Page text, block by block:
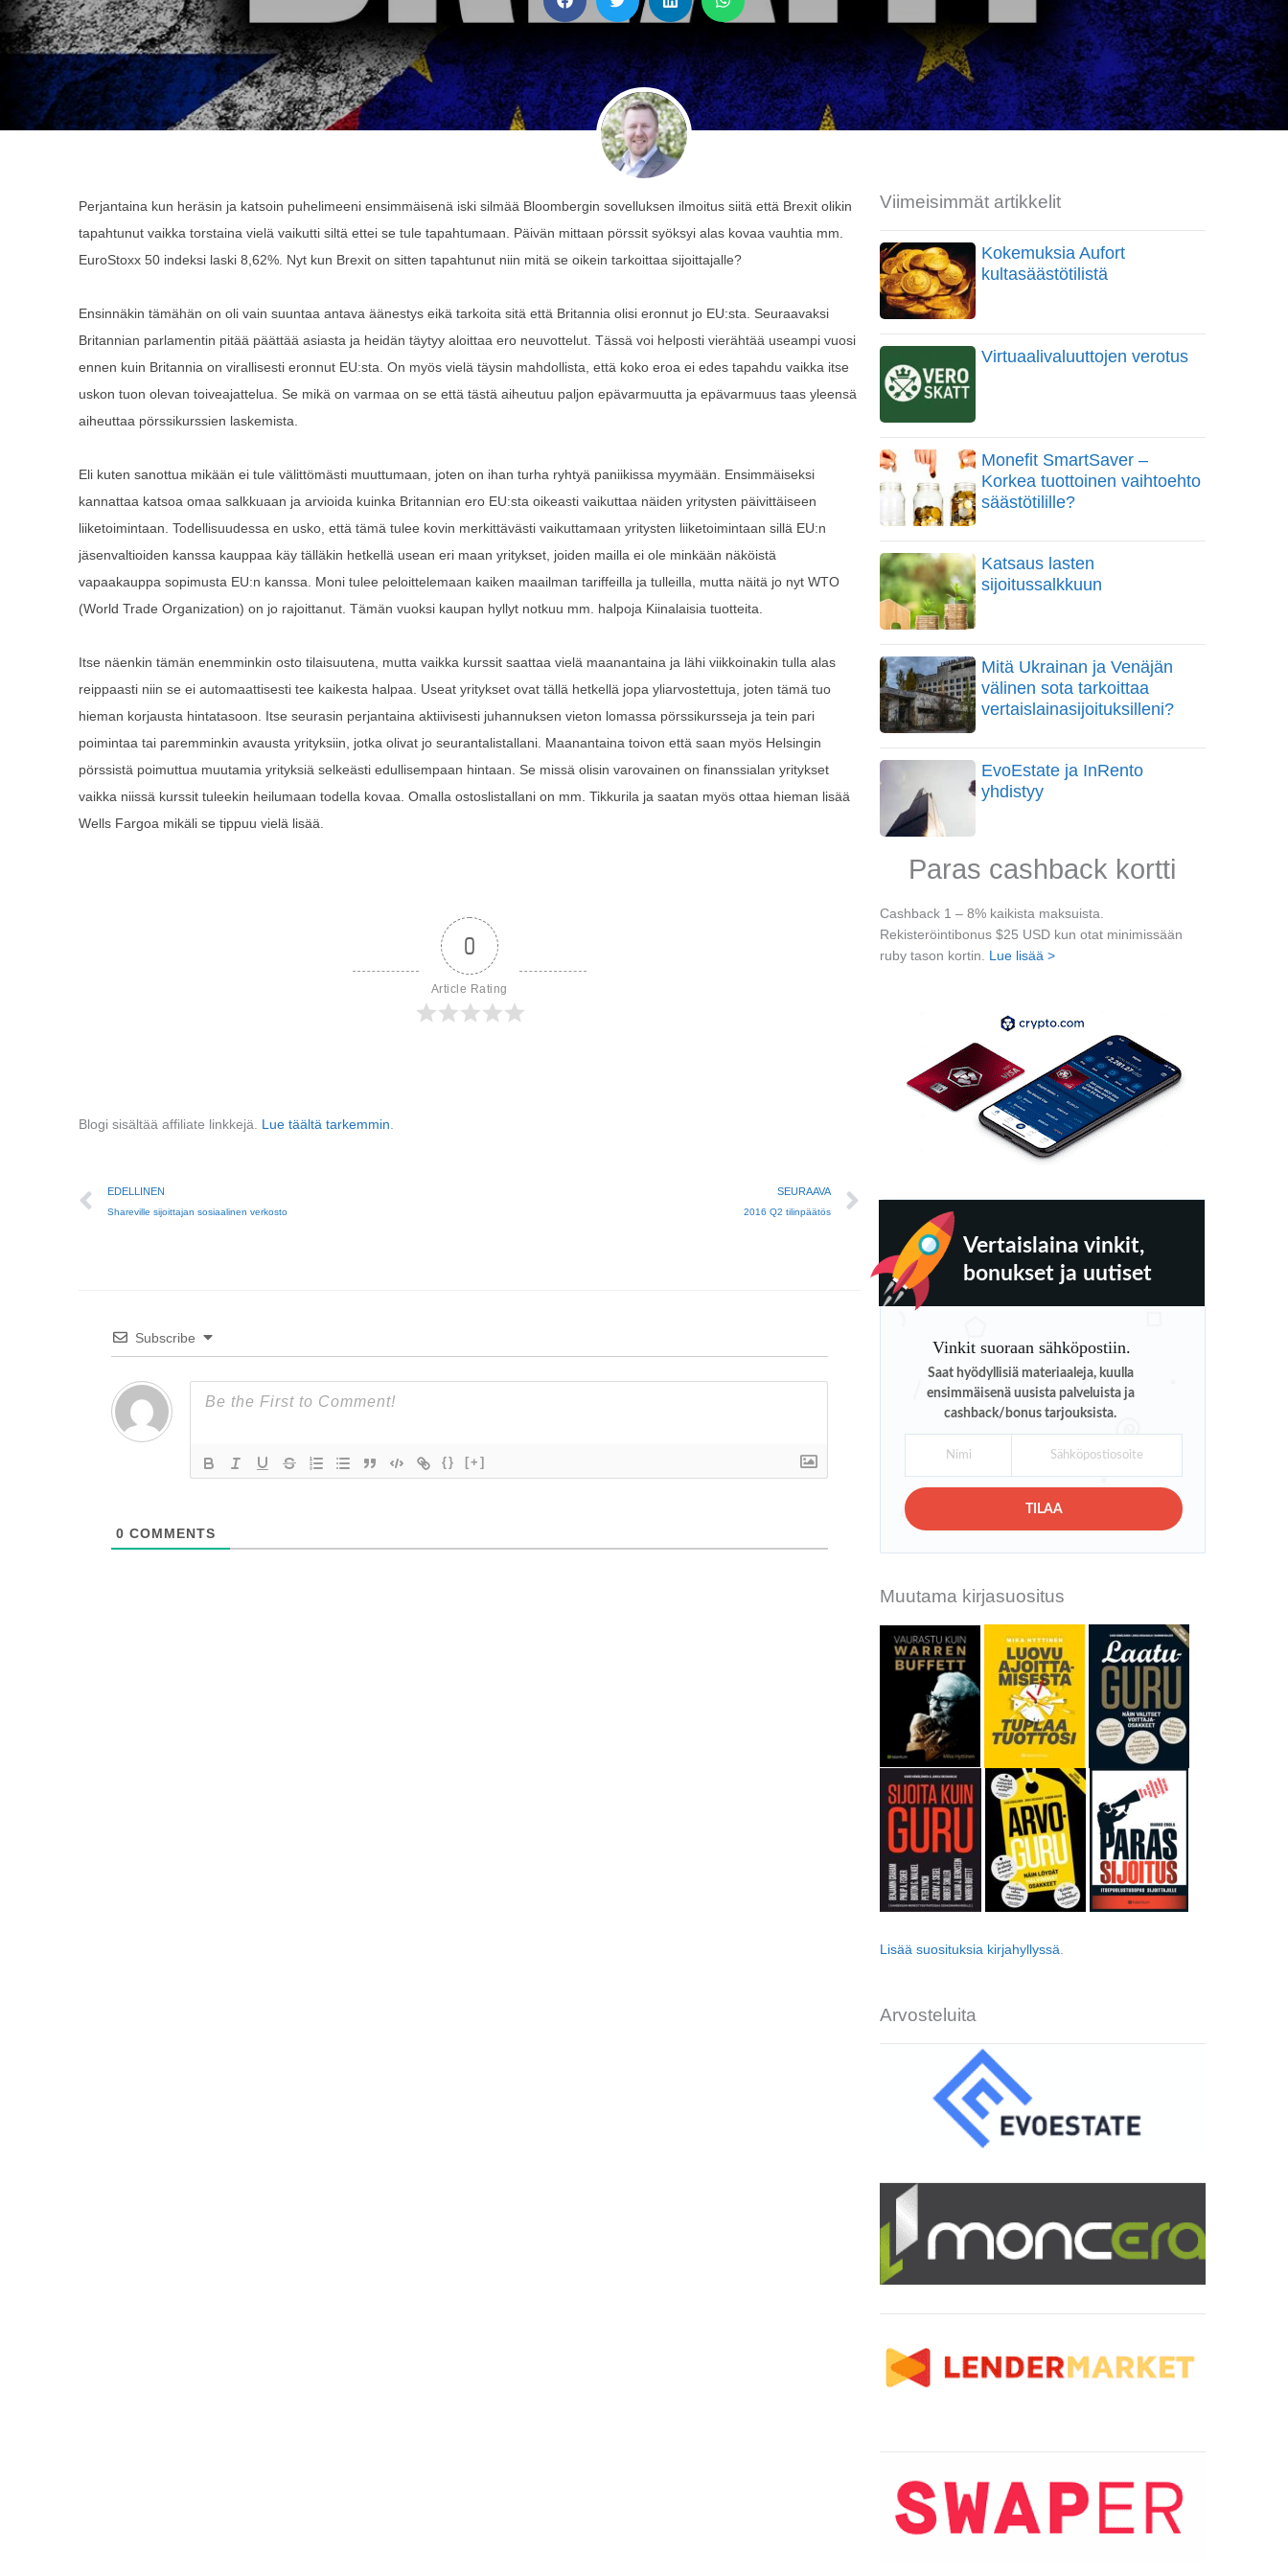
Perjantaina kun heräsin ja katsoin puhelimeeni ensimmäisenä iski silmää Bloombergin sovelluksen ilmoitus siitä että Brexit olikin
tapahtunut vaikka torstaina vielä vaikutti siltä ettei se tule tapahtumaan. Päivän mittaan pörssit syöksyi alas kovaa vauhtia mm.
EuroStoxx 50 indeksi laski 8,62%. Nyt kun Brexit on sitten tapahtunut niin mitä se oikein tarkoittaa sijoittajalle?
Ensinnäkin tämähän on oli vain suuntaa antava äänestys eikä tarkoita sitä että Britannia olisi eronnut jo EU:sta. Seuraavaksi
Britannian parlamentin pitää päättää asiasta ja heidän täytyy aloittaa ero neuvottelut. Tässä voi helposti vierähtää useampi vuosi
ennen kuin Britannia on virallisesti eronnut EU:sta. On myös vielä täysin mahdollista, että koko eroa ei edes tapahdu vaikka itse
uskon tuon olevan toiveajattelua. Se mikä on varmaa on se että tästä aiheutuu paljon epävarmuutta ja epävarmuus taas yleensä
aiheuttaa pörssikurssien laskemista.
Eli kuten sanottua mikään ei tule välittömästi muuttumaan, joten on ihan turha ryhtyä paniikissa myymään. Ensimmäiseksi
kannattaa katsoa omaa salkkuaan ja arvioida kuinka Britannian ero EU:sta oikeasti vaikuttaa näiden yritysten päivittäiseen
liiketoimintaan. Todellisuudessa en usko, että tämä tulee kovin merkittävästi vaikuttamaan yritysten liiketoimintaan sillä EU:n
jäsenvaltioiden kanssa kauppaa käy tälläkin hetkellä usean eri maan yritykset, joiden mailla ei ole minkään näköistä
vapaakauppa sopimusta EU:n kanssa. Moni tulee peloittelemaan kaiken maailman tariffeilla ja tulleilla, mutta näitä jo nyt WTO
(World Trade Organization) on jo rajoittanut. Tämän vuoksi kaupan hyllyt notkuu mm. halpoja Kiinalaisia tuotteita.
Itse näenkin tämän enemminkin osto tilaisuutena, mutta vaikka kurssit saattaa vielä maanantaina ja lähi viikkoinakin tulla alas
reippaasti niin se ei automaattisesti tee kaikesta halpaa. Useat yritykset ovat tällä hetkellä jopa yliarvostettuja, joten tämä tuo
hieman korjausta hintatasoon. Itse seurasin perjantaina aktiivisesti juhannuksen vieton lomassa pörssikursseja ja tein pari
poimintaa tai paremminkin avausta yrityksiin, jotka olivat jo seurantalistallani. Maanantaina toivon että saan myös Helsingin
pörssistä poimuttua muutamia yrityksiä selkeästi edullisempaan hintaan. Se missä olisin varovainen on finanssialan yritykset
vaikka niissä kurssit tuleekin heilumaan todella kovaa. Omalla ostoslistallani on mm. Tikkurila ja saatan myös ottaa hieman lisää
Wells Fargoa mikäli se tippuu vielä lisää.
0
Article Rating
Blogi sisältää affiliate linkkejä. Lue täältä tarkemmin
Prev
EDELLINEN
Shareville sijoittajan sosiaalinen verkosto
SEURAAVA
2016 Q2 tilinpäätös
Subscribe
{} [+]
0 COMMENTS
Viimeisimmät artikkelit
Kokemuksia Aufort
kultasäästötilistä
Virtuaalivaluuttojen verotus
Monefit SmartSaver –
Korkea tuottoinen vaihtoehto
säästötilille?
Katsaus lasten
sijoitussalkkuun
Mitä Ukrainan ja Venäjän
välinen sota tarkoittaa
vertaislainasijoituksilleni?
EvoEstate ja InRento
yhdistyy
Paras cashback kortti
Cashback 1 – 8% kaikista maksuista.
Rekisteröintibonus $25 USD kun otat minimissään
ruby tason kortin. Lue lisää >
Vertaislaina vinkit,
bonukset ja uutiset
Vinkit suoraan sähköpostiin.
Saat hyödyllisiä materiaaleja, kuulla
ensimmäisenä uusista palveluista ja
cashback/bonus tarjouksista.
TILAA
Muutama kirjasuositus
Lisää suosituksia kirjahyllyssä
Arvosteluita